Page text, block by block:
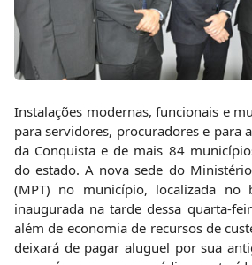
Instalações modernas, funcionais e
para servidores, procuradores e para
da Conquista e de mais 84
do estado. A nova sede do
(MPT) no município, localizada no
inaugurada na tarde dessa quarta-
além de economia de recursos de
deixará de pagar aluguel por sua